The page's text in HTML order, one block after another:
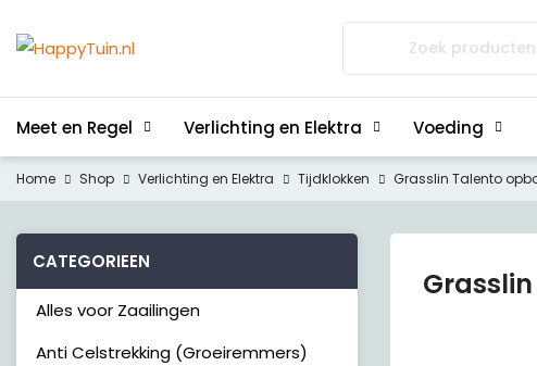
Meet en Regel Verlichting en Elektra Voeding
Home Shop Verlichting en Elektra Tijdklokken Grasslin Talento
CATEGORIEEN
Alles voor Zaailingen
Anti Celstrekking (Groeiremmers)